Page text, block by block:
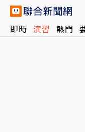
即時 演習 熱門